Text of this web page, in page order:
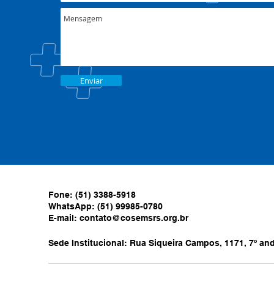
Enviar
Fone: (51) 3388-5918
WhatsApp: (51) 99985-0780
E-mail: contato@cosemsrs.org.br
Sede Institucional: Rua Siqueira Campos, 1171, 7º